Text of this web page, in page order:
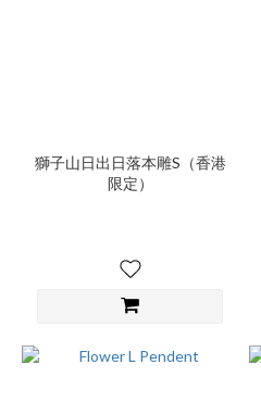
獅子山日出日落本雕S（香港
限定）